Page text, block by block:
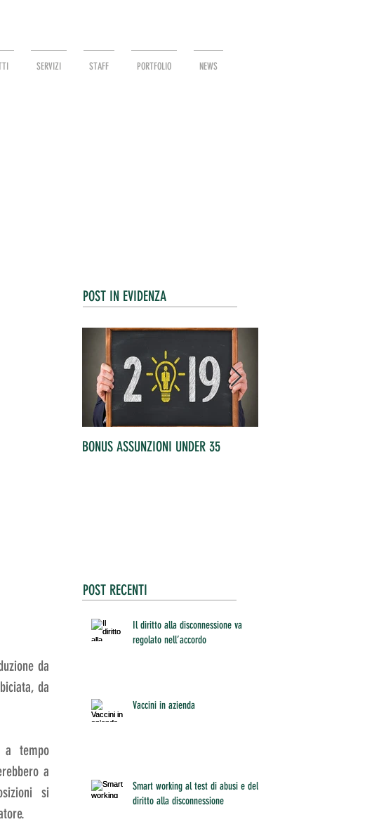
SERVIZI STAFF PORTFOLIO NEWS
da
da
a tempo
a
si
POST IN EVIDENZA
BONUS ASSUNZIONI UNDER 35
POST RECENTI
Il diritto alla disconnessione va
regolato nell’accordo
Vaccini in azienda
Smart working al test di abusi e del
diritto alla disconnessione